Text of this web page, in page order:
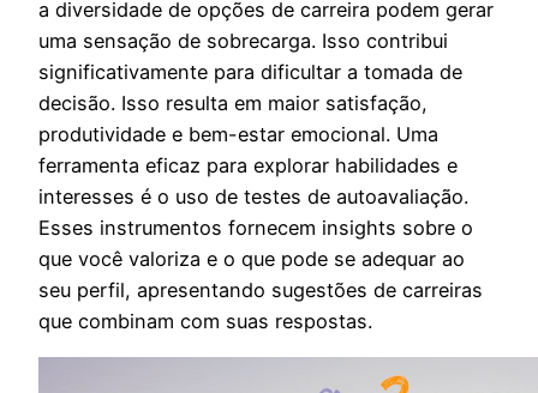
a diversidade de opções de carreira podem gerar
uma sensação de sobrecarga. Isso contribui
significativamente para dificultar a tomada de
decisão. Isso resulta em maior satisfação,
produtividade e bem-estar emocional. Uma
ferramenta eficaz para explorar habilidades e
interesses é o uso de testes de autoavaliação.
Esses instrumentos fornecem insights sobre o
que você valoriza e o que pode se adequar ao
seu perfil, apresentando sugestões de carreiras
que combinam com suas respostas.